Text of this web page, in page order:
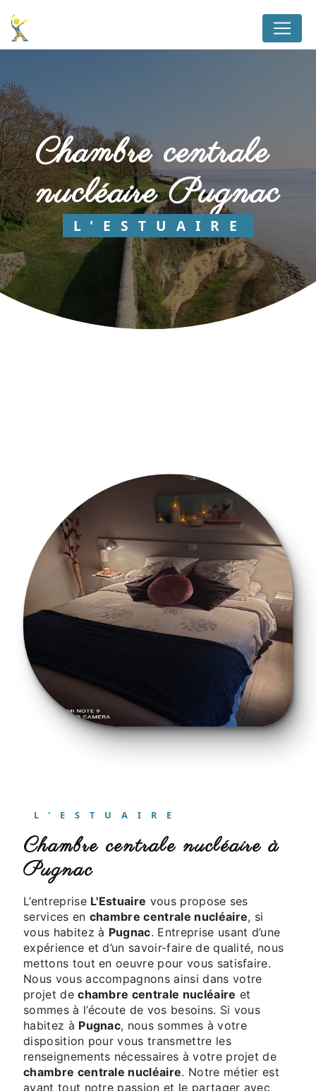
chambre centrale
nucléaire Pugnac
L'ESTUAIRE
L'ESTUAIRE
chambre centrale nucléaire à
Pugnac
L’entreprise L'Estuaire vous propose ses
services en chambre centrale nucléaire, si
vous habitez à Pugnac. Entreprise usant d’une
expérience et d’un savoir-faire de qualité, nous
mettons tout en oeuvre pour vous satisfaire.
Nous vous accompagnons ainsi dans votre
projet dechambre centrale nucléaire et
sommes à l’écoute de vos besoins. Si vous
habitez à Pugnac, nous sommes à votre
disposition pour vous transmettre les
renseignements nécessaires à votre projet de
chambre centrale nucléaire. Notre métier est
avant tout notre passion et le partager avec